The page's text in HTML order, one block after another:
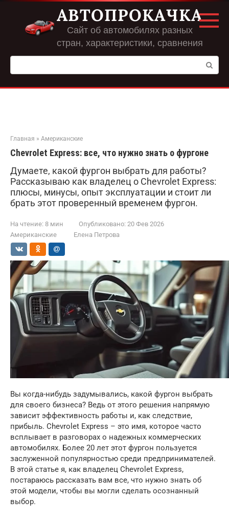
Перейти
контенту
АВТОПРОКАЧКА
Сайт об автомобилях разных
стран, характеристики, сравнения
Поиск:
Главная » Американские
Chevrolet Express: все, что нужно знать о фургоне
Думаете, какой фургон выбрать для работы?
Рассказываю как владелец о Chevrolet Express:
плюсы, минусы, опыт эксплуатации и стоит ли
брать этот проверенный временем фургон.
На чтение: 8 мин Опубликовано: 20 Фев 2026
Американские
Елена Петрова
Вы когда-нибудь задумывались, какой фургон выбрать
для своего бизнеса? Ведь от этого решения напрямую
зависит эффективность работы и, как следствие,
прибыль. Chevrolet Express – это имя, которое часто
всплывает в разговорах о надежных коммерческих
автомобилях. Более 20 лет этот фургон пользуется
заслуженной популярностью среди предпринимателей.
В этой статье я, как владелец Chevrolet Express,
постараюсь рассказать вам все, что нужно знать об
этой модели, чтобы вы могли сделать осознанный
выбор.